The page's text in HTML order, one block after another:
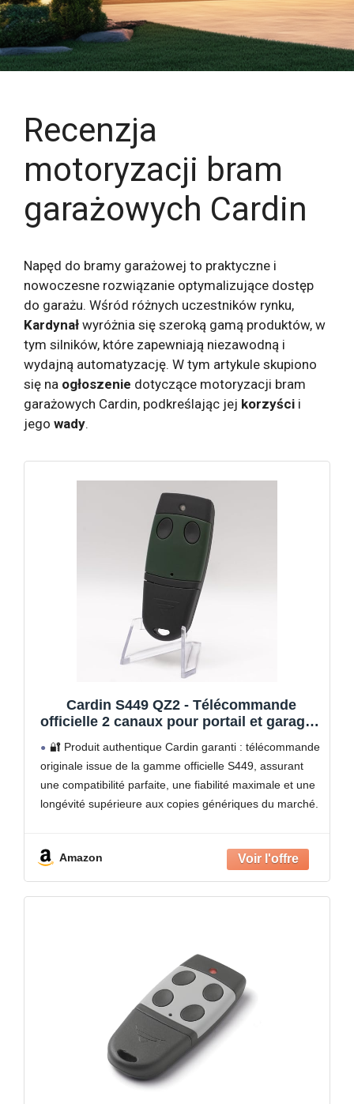
Recenzja
motoryzacji bram
garażowych Cardin
Napęd do bramy garażowej to praktyczne i
nowoczesne rozwiązanie optymalizujące dostęp
do garażu. Wśród różnych uczestników rynku,
Kardynał wyróżnia się szeroką gamą produktów, w
tym silników, które zapewniają niezawodną i
wydajną automatyzację. W tym artykule skupiono
się na ogłoszenie dotyczące motoryzacji bram
garażowych Cardin, podkreślając jej korzyści i
jego wady.
Cardin S449 QZ2 - Télécommande
officielle 2 canaux pour portail et garage -
433,92 MHz - Compatible récepteurs S449
+ 1 Goodies Domobip (Lot de 3)
🔐 Produit authentique Cardin garanti : télécommande
originale issue de la gamme officielle S449, assurant
une compatibilité parfaite, une fiabilité maximale et une
longévité supérieure aux copies génériques du marché.
Amazon